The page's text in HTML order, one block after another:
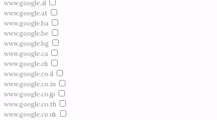
www.google.al
www.google.at
www.google.ba
www.google.be
www.google.bg
www.google.ca
www.google.ch
www.google.co.il
www.google.co.in
www.google.co.jp
www.google.co.th
www.google.co.uk